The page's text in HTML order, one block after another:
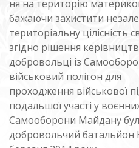
ня на територію
бажаючи захистити
територіальну цілісність
згідно рішення
добровольці із
військовий полігон для
проходження військової
подальшої участі у
Самооборони Майдану
добровольчий батальйон